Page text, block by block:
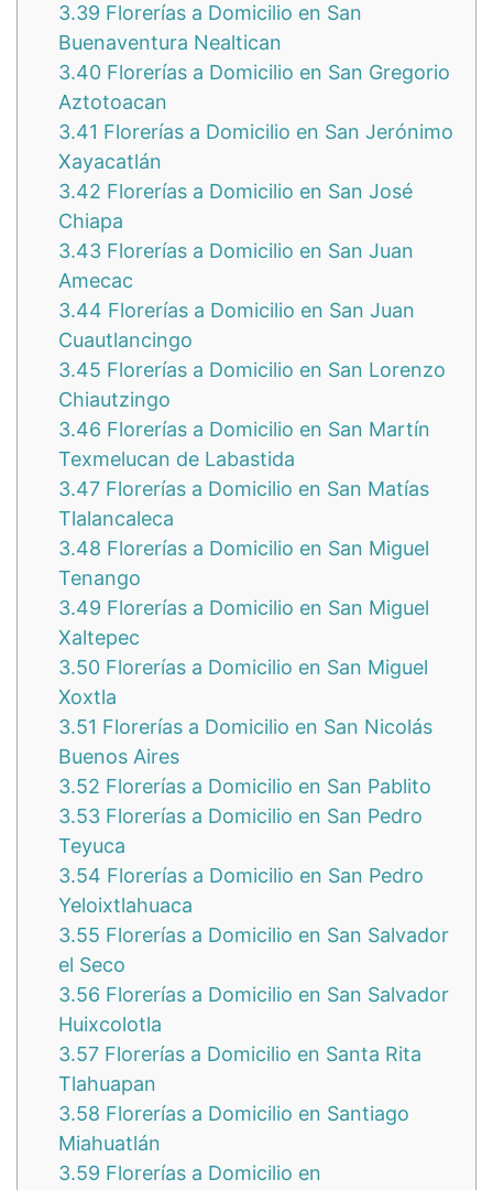
3.39 Florerías a Domicilio en San
Buenaventura Nealtican
3.40 Florerías a Domicilio en San Gregorio
Aztotoacan
3.41 Florerías a Domicilio en San Jerónimo
Xayacatlán
3.42 Florerías a Domicilio en San José
Chiapa
3.43 Florerías a Domicilio en San Juan
Amecac
3.44 Florerías a Domicilio en San Juan
Cuautlancingo
3.45 Florerías a Domicilio en San Lorenzo
Chiautzingo
3.46 Florerías a Domicilio en San Martín
Texmelucan de Labastida
3.47 Florerías a Domicilio en San Matías
Tlalancaleca
3.48 Florerías a Domicilio en San Miguel
Tenango
3.49 Florerías a Domicilio en San Miguel
Xaltepec
3.50 Florerías a Domicilio en San Miguel
Xoxtla
3.51 Florerías a Domicilio en San Nicolás
Buenos Aires
3.52 Florerías a Domicilio en San Pablito
3.53 Florerías a Domicilio en San Pedro
Teyuca
3.54 Florerías a Domicilio en San Pedro
Yeloixtlahuaca
3.55 Florerías a Domicilio en San Salvador
el Seco
3.56 Florerías a Domicilio en San Salvador
Huixcolotla
3.57 Florerías a Domicilio en Santa Rita
Tlahuapan
3.58 Florerías a Domicilio en Santiago
Miahuatlán
3.59 Florerías a Domicilio en